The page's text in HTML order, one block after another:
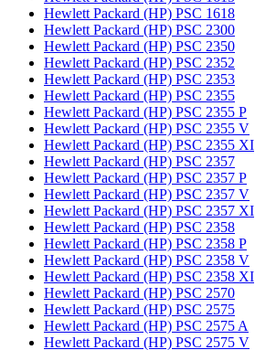
Hewlett Packard (HP) PSC 1618
Hewlett Packard (HP) PSC 2300
Hewlett Packard (HP) PSC 2350
Hewlett Packard (HP) PSC 2352
Hewlett Packard (HP) PSC 2353
Hewlett Packard (HP) PSC 2355
Hewlett Packard (HP) PSC 2355 P
Hewlett Packard (HP) PSC 2355 V
Hewlett Packard (HP) PSC 2355 XI
Hewlett Packard (HP) PSC 2357
Hewlett Packard (HP) PSC 2357 P
Hewlett Packard (HP) PSC 2357 V
Hewlett Packard (HP) PSC 2357 XI
Hewlett Packard (HP) PSC 2358
Hewlett Packard (HP) PSC 2358 P
Hewlett Packard (HP) PSC 2358 V
Hewlett Packard (HP) PSC 2358 XI
Hewlett Packard (HP) PSC 2570
Hewlett Packard (HP) PSC 2575
Hewlett Packard (HP) PSC 2575 A
Hewlett Packard (HP) PSC 2575 V